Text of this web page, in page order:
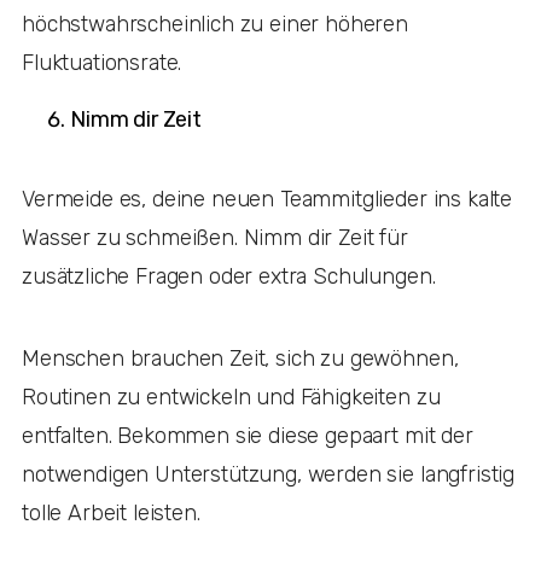
höchstwahrscheinlich zu einer höheren
Fluktuationsrate.
Nimm dir Zeit
Vermeide es, deine neuen Teammitglieder ins kalte
Wasser zu schmeißen. Nimm dir Zeit für
zusätzliche Fragen oder extra Schulungen.
Menschen brauchen Zeit, sich zu gewöhnen,
Routinen zu entwickeln und Fähigkeiten zu
entfalten. Bekommen sie diese gepaart mit der
notwendigen Unterstützung, werden sie langfristig
tolle Arbeit leisten.